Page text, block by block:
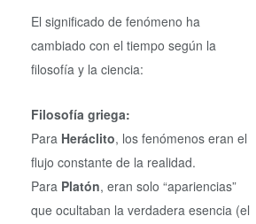
El significado de fenómeno ha
cambiado con el tiempo según la
filosofía y la ciencia:
Filosofía griega:
Para Heráclito, los fenómenos eran el
flujo constante de la realidad.
Para Platón, eran solo “apariencias”
que ocultaban la verdadera esencia (el